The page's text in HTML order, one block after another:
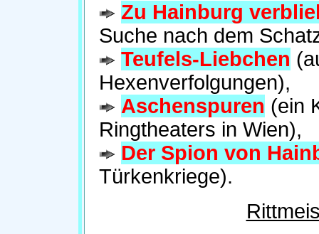
Zu Hainburg
Suche nach dem
Teufels-Liebchen
Hexenverfolgungen),
Aschenspuren (ein
Ringtheaters in Wien),
Der Spion von
Türkenkriege).